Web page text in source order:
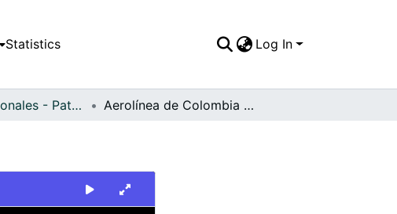
Statistics Log In
FFDO - Nacionales - Patrimonial Aerolínea de Colombia Sam